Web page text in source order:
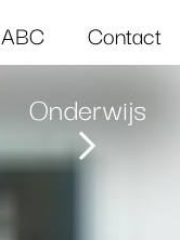
ABC Contact
Onderwijs